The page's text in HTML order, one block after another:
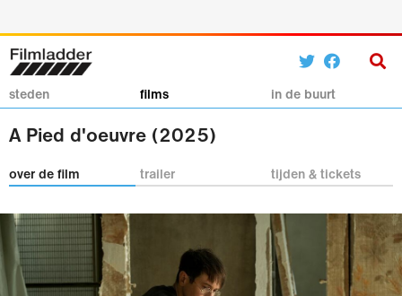
steden films in de buurt
A Pied d'oeuvre (2025)
over de film trailer tijden & tickets